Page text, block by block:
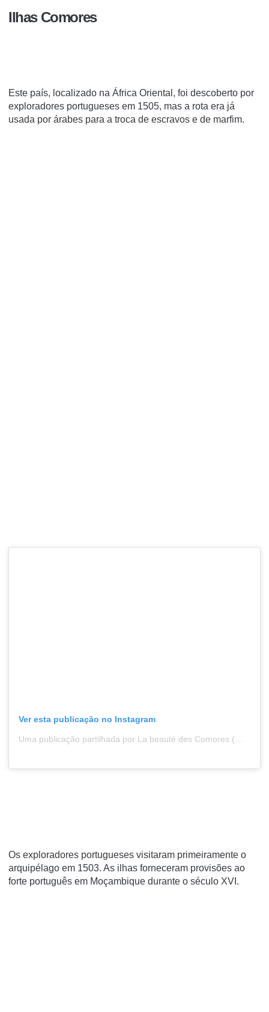
Ilhas Comores
Este país, localizado na África Oriental, foi descoberto por
exploradores portugueses em 1505, mas a rota era já
usada por árabes para a troca de escravos e de marfim.
Ver esta publicação no Instagram
Uma publicação partilhada por La beauté des Comores (@archipel_komori)
Os exploradores portugueses visitaram primeiramente o
arquipélago em 1503. As ilhas forneceram provisões ao
forte português em Moçambique durante o século XVI .